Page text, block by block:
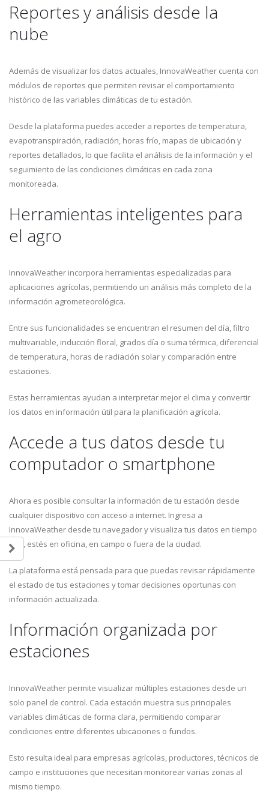
Reportes y análisis desde la
nube
Además de visualizar los datos actuales, InnovaWeather cuenta con
módulos de reportes que permiten revisar el comportamiento
histórico de las variables climáticas de tu estación.
Desde la plataforma puedes acceder a reportes de temperatura,
evapotranspiración, radiación, horas frío, mapas de ubicación y
reportes detallados, lo que facilita el análisis de la información y el
seguimiento de las condiciones climáticas en cada zona
monitoreada.
Herramientas inteligentes para
el agro
InnovaWeather incorpora herramientas especializadas para
aplicaciones agrícolas, permitiendo un análisis más completo de la
información agrometeorológica.
Entre sus funcionalidades se encuentran el resumen del día, filtro
multivariable, inducción floral, grados día o suma térmica, diferencial
de temperatura, horas de radiación solar y comparación entre
estaciones.
Estas herramientas ayudan a interpretar mejor el clima y convertir
los datos en información útil para la planificación agrícola.
Accede a tus datos desde tu
computador o smartphone
Ahora es posible consultar la información de tu estación desde
cualquier dispositivo con acceso a internet. Ingresa a
InnovaWeather desde tu navegador y visualiza tus datos en tiempo
real, estés en oficina, en campo o fuera de la ciudad.
La plataforma está pensada para que puedas revisar rápidamente
el estado de tus estaciones y tomar decisiones oportunas con
información actualizada.
Información organizada por
estaciones
InnovaWeather permite visualizar múltiples estaciones desde un
solo panel de control. Cada estación muestra sus principales
variables climáticas de forma clara, permitiendo comparar
condiciones entre diferentes ubicaciones o fundos.
Esto resulta ideal para empresas agrícolas, productores, técnicos de
campo e instituciones que necesitan monitorear varias zonas al
mismo tiempo.